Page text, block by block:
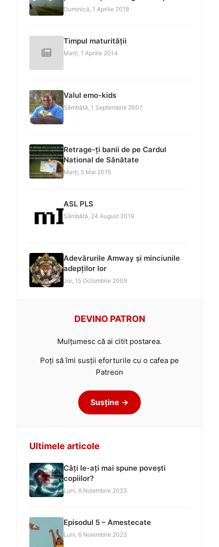
Duminică, 1 Aprilie 2018
Timpul maturității
Marți, 1 Aprilie 2014
Valul emo-kids
Sâmbătă, 1 Septembrie 2007
Retrage-ți banii de pe Cardul
National de Sănătate
Marți, 5 Mai 2015
ASL PLS
Sâmbătă, 24 August 2019
Adevărurile Amway și minciunile
adepților lor
Joi, 15 Octombrie 2009
DEVINO PATRON
Mulțumesc că ai citit postarea.
Poți să îmi susții eforturile cu o cafea pe
Patreon
Susține →
Ultimele articole
Câți le-ați mai spune povești
copiilor?
Luni, 6 Noiembrie 2023
Episodul 5 – Amestecate
Luni, 6 Noiembrie 2023